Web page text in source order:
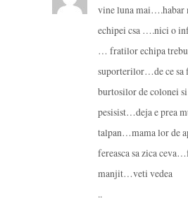
vine luna mai….habar
echipei csa ….nici o
… fratilor echipa
suporterilor…de ce sa
burtosilor de colonei
pesisist…deja e prea
talpan…mama lor de
fereasca sa zica
manjit…veti vedea
..